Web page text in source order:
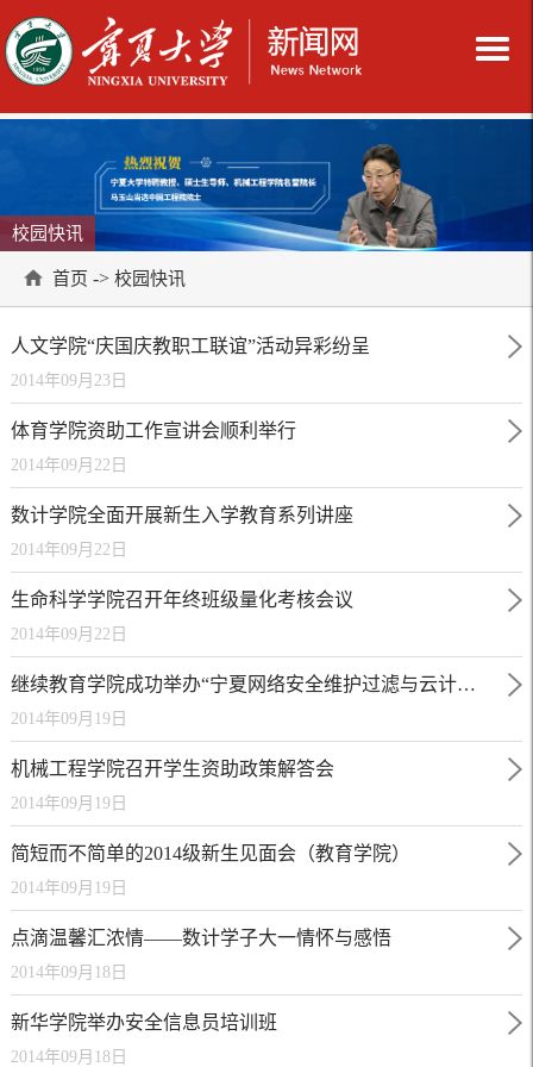
校园快讯
首页 -> 校园快讯
人文学院“庆国庆教职工联谊”活动异彩纷呈
2014年09月23日
体育学院资助工作宣讲会顺利举行
2014年09月22日
数计学院全面开展新生入学教育系列讲座
2014年09月22日
生命科学学院召开年终班级量化考核会议
2014年09月22日
继续教育学院成功举办“宁夏网络安全维护过滤与云计算技术研究”高级研修班
2014年09月19日
机械工程学院召开学生资助政策解答会
2014年09月19日
简短而不简单的2014级新生见面会（教育学院）
2014年09月19日
点滴温馨汇浓情——数计学子大一情怀与感悟
2014年09月18日
新华学院举办安全信息员培训班
2014年09月18日